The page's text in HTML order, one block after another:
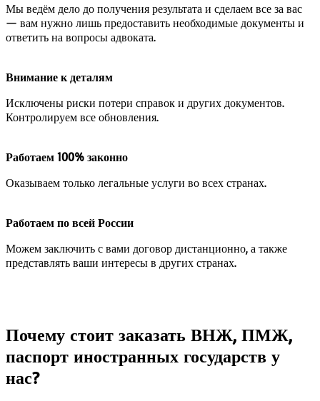
Мы ведём дело до получения результата и сделаем все за вас
— вам нужно лишь предоставить необходимые документы и
ответить на вопросы адвоката.
Внимание к деталям
Исключены риски потери справок и других документов.
Контролируем все обновления.
Работаем 100% законно
Оказываем только легальные услуги во всех странах.
Работаем по всей России
Можем заключить с вами договор дистанционно, а также
представлять ваши интересы в других странах.
Почему стоит заказать ВНЖ, ПМЖ,
паспорт иностранных государств у
нас?